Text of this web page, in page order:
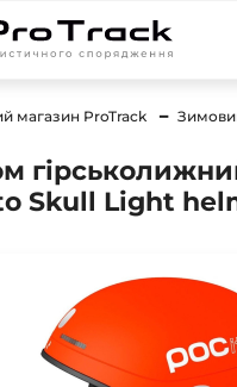
магазин ProTrack
Skull Light